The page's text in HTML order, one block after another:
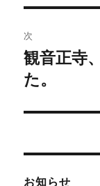
ビ
ゲ
ー
シ
ン
投
稿:
次
次
の
稿:
観音正寺
た。
お知らせ